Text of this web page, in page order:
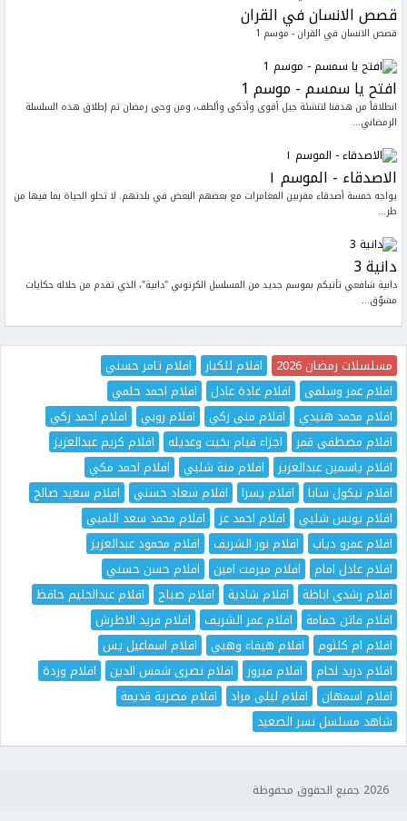
قصص الانسان في القران
قصص الانسان في القران - موسم 1
افتح يا سمسم - موسم 1
انطلاقاً من هدفنا لتنشئة جيل أقوى وأذكى وألطف، ومن وحى رمضان تم إطلاق هذه السلسلة
الرمضاني...
الاصدقاء - الموسم ١
يواجه خمسة أصدقاء مقربين المغامرات مع بعضهم البعض في بلدتهم. لا تحلو الحياة بما فيها من
طر...
دانية 3
دانية شافعي تأتيكم بموسم جديد من المسلسل الكرتوني "دانية"، الذي تقدم من خلاله حكايات
مشوّق...
مسلسلات رمضان 2026 افلام للكبار
افلام تامر حسني
افلام عمر وسلمى
افلام غادة عادل
افلام احمد حلمي
افلام محمد هنيدي
افلام منى زكي افلام روبي
افلام احمد زكي
افلام مصطفى قمر
اجزاء فيام بخيت وعديله
افلام كريم عبدالعزيز
افلام ياسمين عبدالعزيز
افلام منة شلبي
افلام احمد مكي
افلام نيكول سابا
افلام يسرا افلام سعاد حسني
افلام سعيد صالح
افلام يونس شلبي
افلام احمد عز
افلام محمد سعد اللمبي
افلام عمرو دياب
افلام نور الشريف
افلام محمود عبدالعزيز
افلام عادل امام
افلام ميرفت امين
افلام حسن حسني
افلام رشدي اباظة
افلام شادية افلام صباح
افلام عبدالحليم حافظ
افلام فاتن حمامة
افلام عمر الشريف
افلام فريد الاطرش
افلام ام كلثوم
افلام هيفاء وهبي
افلام اسماعيل يس
افلام دريد لحام
افلام فيروز افلام نصرى شمس الدين
افلام وردة
افلام اسمهان
افلام ليلى مراد
افلام مصرية قديمة
شاهد مسلسل نسر الصعيد
2026 جميع الحقوق محفوظة